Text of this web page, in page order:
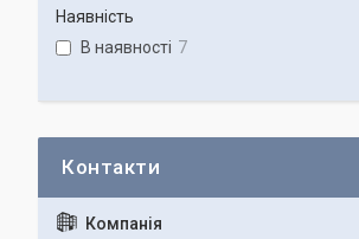
Наявність
В наявності 7